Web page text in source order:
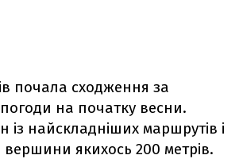
почала сходження за
на початку весни.
із найскладніших маршрутів і
якихось 200 метрів.